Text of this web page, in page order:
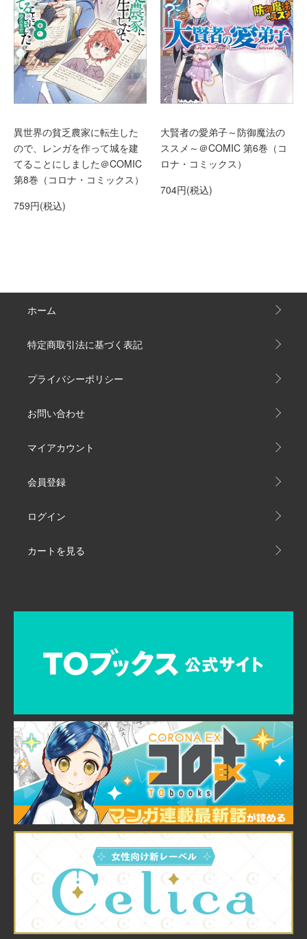
異世界の貧乏農家に転生した
ので、レンガを作って城を建
てることにしました＠COMIC
第8巻（コロナ・コミックス）
759円(税込)
大賢者の愛弟子～防御魔法の
ススメ～＠COMIC 第6巻（コ
ロナ・コミックス）
704円(税込)
ホーム
特定商取引法に基づく表記
プライバシーポリシー
お問い合わせ
マイアカウント
会員登録
ログイン
カートを見る